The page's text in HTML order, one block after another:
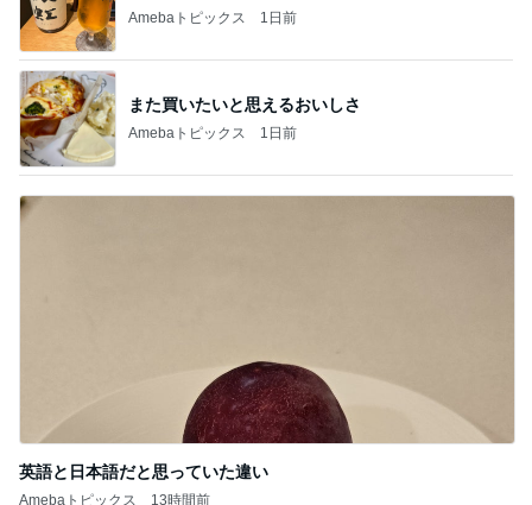
Amebaトピックス 1日前
また買いたいと思えるおいしさ
Amebaトピックス 1日前
英語と日本語だと思っていた違い
Amebaトピックス 13時間前